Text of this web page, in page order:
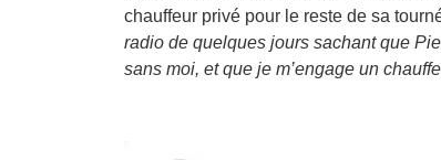
chauffeur privé pour le reste de sa
radio de quelques jours sachant que
sans moi, et que je m’engage un